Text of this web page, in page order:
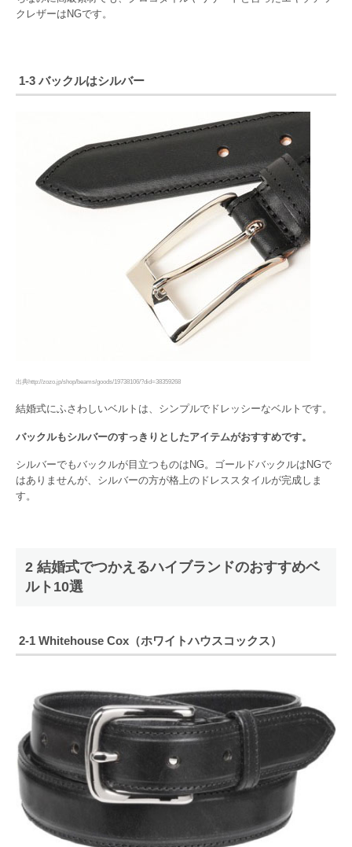
クレザーはNGです。
1-3 バックルはシルバー
出典http://zozo.jp/shop/beams/goods/19738106/?did=38359268
結婚式にふさわしいベルトは、シンプルでドレッシーなベルトです。
バックルもシルバーのすっきりとしたアイテムがおすすめです。
シルバーでもバックルが目立つものはNG。ゴールドバックルはNGで
はありませんが、シルバーの方が格上のドレススタイルが完成しま
す。
2 結婚式でつかえるハイブランドのおすすめベ
ルト10選
2-1 Whitehouse Cox（ホワイトハウスコックス）